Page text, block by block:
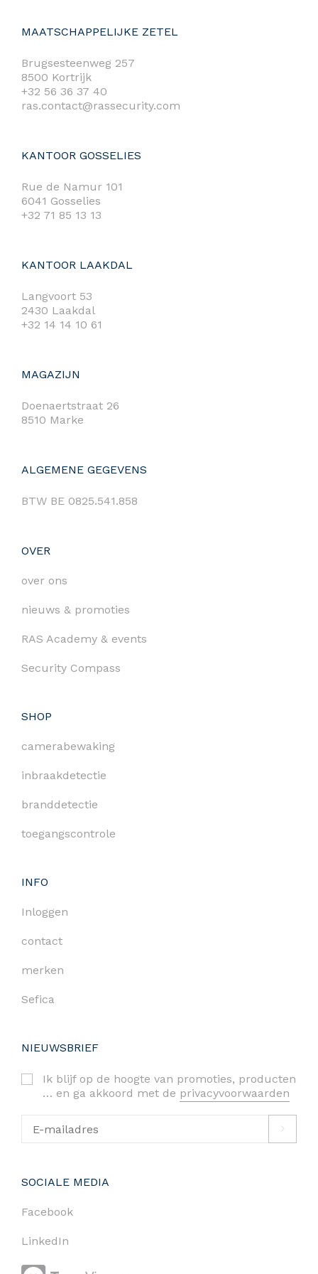
MAATSCHAPPELIJKE ZETEL
Brugsesteenweg 257
8500 Kortrijk
+32 56 36 37 40
ras.contact@rassecurity.com
KANTOOR GOSSELIES
Rue de Namur 101
6041 Gosselies
+32 71 85 13 13
KANTOOR LAAKDAL
Langvoort 53
2430 Laakdal
+32 14 14 10 61
MAGAZIJN
Doenaertstraat 26
8510 Marke
ALGEMENE GEGEVENS
BTW BE 0825.541.858
OVER
over ons
nieuws & promoties
RAS Academy & events
Security Compass
SHOP
camerabewaking
inbraakdetectie
branddetectie
toegangscontrole
INFO
Inloggen
contact
merken
Sefica
NIEUWSBRIEF
Ik blijf op de hoogte van promoties, producten
… en ga akkoord met de privacyvoorwaarden
SOCIALE MEDIA
Facebook
LinkedIn